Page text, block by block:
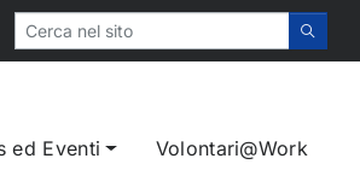
ed Eventi Volontari@Work